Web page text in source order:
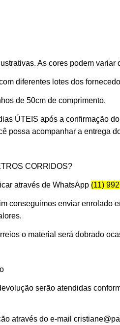
As cores podem
diferentes lotes dos
de 50cm de comprimento.
ÚTEIS após a confirmação
possa acompanhar a entrega
CORRIDOS?
através de WhatsApp (11)
conseguimos enviar enrolado
o material será dobrado
serão atendidas
através do e-mail